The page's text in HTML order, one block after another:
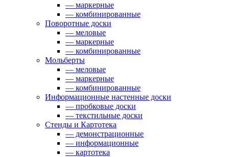
— маркерные
— комбинированные
Поворотные доски
— меловые
— маркерные
— комбинированные
Мольберты
— меловые
— маркерные
— комбинированные
Информационные настенные доски
— пробковые доски
— текстильные доски
Стенды и Картотека
— демонстрационные
— информационные
— картотека